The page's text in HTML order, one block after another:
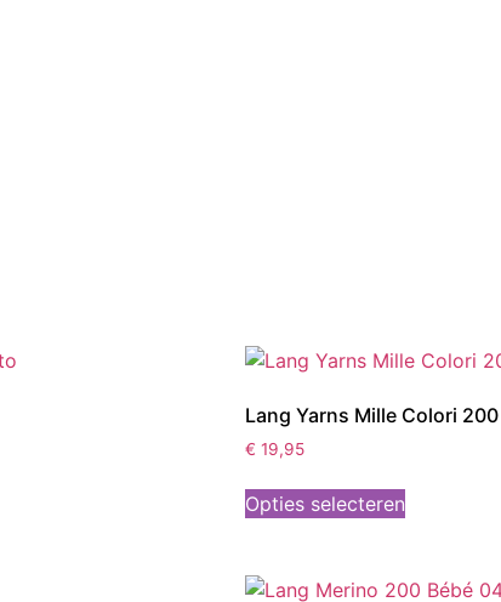
Lang Yarns Mille Colori 200
€ 19,95
Opties selecteren